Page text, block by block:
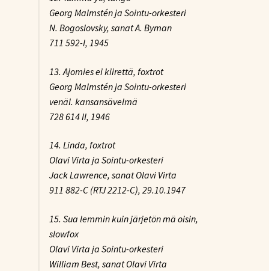
Georg Malmstén ja Sointu-orkesteri
N. Bogoslovsky, sanat A. Byman
711 592-I, 1945
13. Ajomies ei kiirettä, foxtrot
Georg Malmstén ja Sointu-orkesteri
venäl. kansansävelmä
728 614 II, 1946
14. Linda, foxtrot
Olavi Virta ja Sointu-orkesteri
Jack Lawrence, sanat Olavi Virta
911 882-C (RTJ 2212-C), 29.10.1947
15. Sua lemmin kuin järjetön mä oisin,
slowfox
Olavi Virta ja Sointu-orkesteri
William Best, sanat Olavi Virta